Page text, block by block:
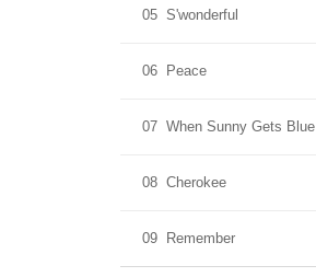
05 S'wonderful
06 Peace
07 When Sunny Gets Blue
08 Cherokee
09 Remember